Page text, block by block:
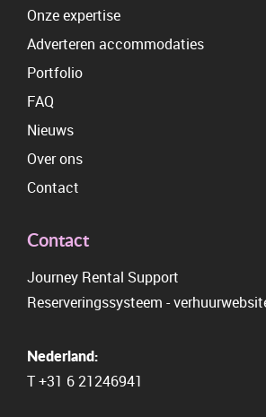
Onze expertise
Adverteren accommodaties
Portfolio
FAQ
Nieuws
Over ons
Contact
Contact
Journey Rental Support
Reserveringssysteem -
Nederland:
T+31 6 21246941